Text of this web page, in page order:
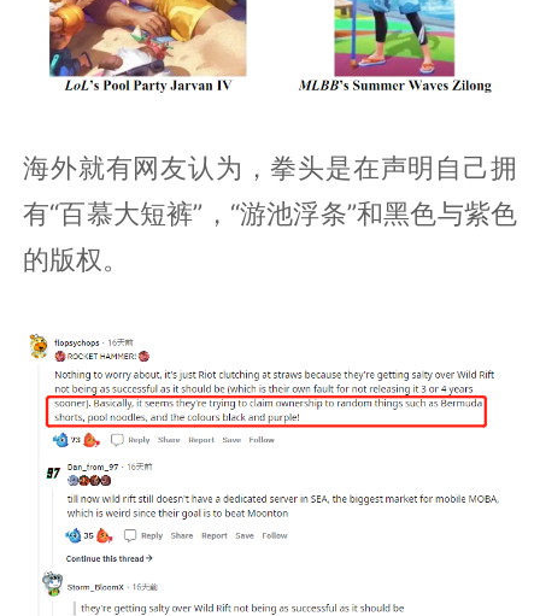
海外就有网友认为，拳头是在声明自己拥
有“百慕大短裤”，“游池浮条”和黑色与紫色
的版权。